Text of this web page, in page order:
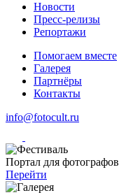
Новости
Пресс-релизы
Репортажи
Помогаем вместе
Галерея
Партнёры
Контакты
info@fotocult.ru
Портал для фотографов
Перейти